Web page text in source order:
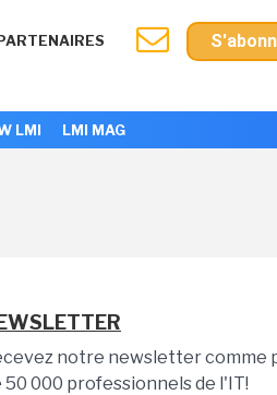
LMI LMI MAG
notre newsletter comme
50 000 professionnels de l'IT!